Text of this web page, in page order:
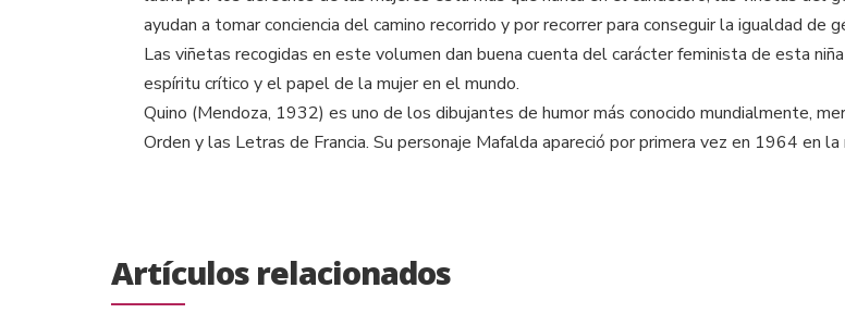
ayudan a tomar conciencia del camino recorrido y por recorrer para conseguir la igualdad de
Las viñetas recogidas en este volumen dan buena cuenta del carácter feminista de esta
espíritu crítico y el papel de la mujer en el mundo.
Quino (Mendoza, 1932) es uno de los dibujantes de humor más conocido mundialmente,
Orden y las Letras de Francia. Su personaje Mafalda apareció por primera vez en 1964 en
Artículos relacionados